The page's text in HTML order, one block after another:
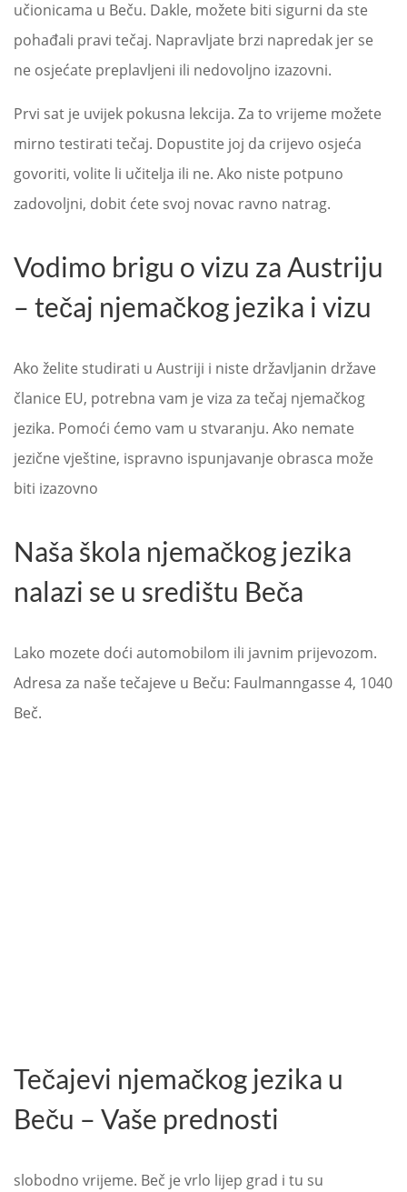
učionicama u Beču. Dakle, možete biti sigurni da ste
pohađali pravi tečaj. Napravljate brzi napredak jer se
ne osjećate preplavljeni ili nedovoljno izazovni.
Prvi sat je uvijek pokusna lekcija. Za to vrijeme možete
mirno testirati tečaj. Dopustite joj da crijevo osjeća
govoriti, volite li učitelja ili ne. Ako niste potpuno
zadovoljni, dobit ćete svoj novac ravno natrag.
Vodimo brigu o vizu za Austriju
– tečaj njemačkog jezika i vizu
Ako želite studirati u Austriji i niste državljanin države
članice EU, potrebna vam je viza za tečaj njemačkog
jezika. Pomoći ćemo vam u stvaranju. Ako nemate
jezične vještine, ispravno ispunjavanje obrasca može
biti izazovno
Naša škola njemačkog jezika
nalazi se u središtu Beča
Lako mozete doći automobilom ili javnim prijevozom.
Adresa za naše tečajeve u Beču: Faulmanngasse 4, 1040
Beč.
Tečajevi njemačkog jezika u
Beču – Vaše prednosti
slobodno vrijeme. Beč je vrlo lijep grad i tu su